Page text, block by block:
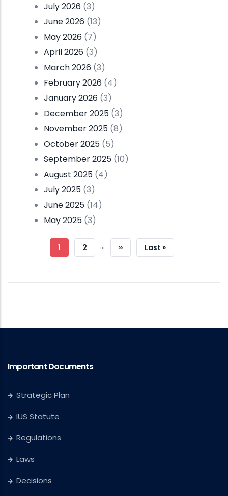
July 2026 (3)
June 2026 (13)
May 2026 (7)
April 2026 (3)
March 2026 (3)
February 2026 (4)
January 2026 (3)
December 2025 (3)
November 2025 (8)
October 2025 (5)
September 2025 (10)
August 2025 (4)
July 2025 (3)
June 2025 (14)
May 2025 (3)
Pagination
Current
1 Page
2 …
Next
››
Last
Last »
Important Documents
Strategic Plan
IUS Statute
Regulations
Laws
Decisions